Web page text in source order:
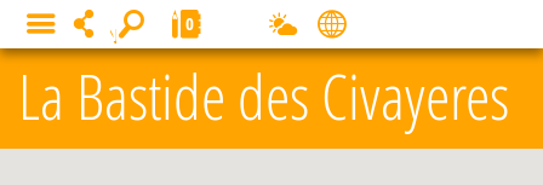
La Bastide des Civayeres
MENU 0
Panneau de gestion des cookies